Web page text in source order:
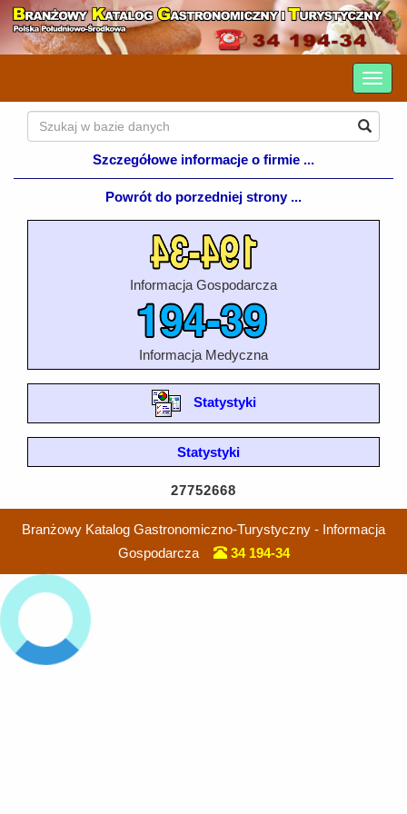
Szczegółowe informacje o firmie ...
Powrót do porzedniej strony ...
Informacja Gospodarcza
Informacja Medyczna
Statystyki
Statystyki
27752668
Branżowy Katalog Gastronomiczno-Turystyczny - Informacja
Gospodarcza
34 194-34